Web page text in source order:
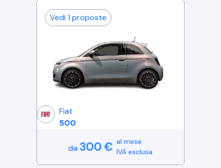
Vedi 1 proposte
Fiat
500
da 300€ al mese
IVA esclusa